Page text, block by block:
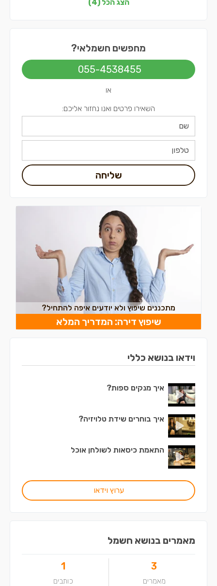
הצג הכל (4)
מחפשים חשמלאי?
055-4538455
או
השאירו פרטים ואנו נחזור אליכם:
שליחה
מתכננים שיפוץ ולא יודעים איפה להתחיל?
שיפוץ דירה: המדריך המלא
וידאו בנושא כללי
איך מנקים ספות?
איך בוחרים שידת טלויזיה?
התאמת כיסאות לשולחן אוכל
ערוץ וידאו
מאמרים בנושא חשמל
3
מאמרים
1
כותבים